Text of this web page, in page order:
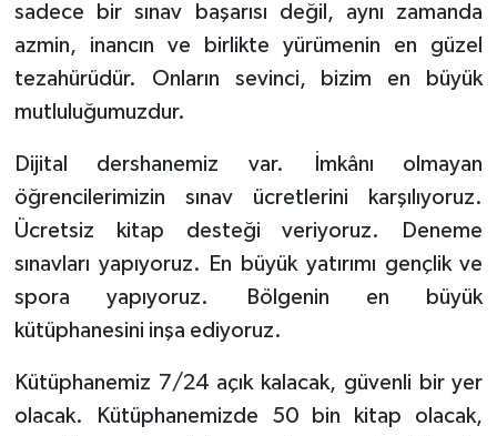
sadece bir sınav başarısı değil, aynı zamanda
azmin, inancın ve birlikte yürümenin en güzel
tezahürüdür. Onların sevinci, bizim en büyük
mutluluğumuzdur.
Dijital dershanemiz var. İmkânı olmayan
öğrencilerimizin sınav ücretlerini karşılıyoruz.
Ücretsiz kitap desteği veriyoruz. Deneme
sınavları yapıyoruz. En büyük yatırımı gençlik ve
spora yapıyoruz. Bölgenin en büyük
kütüphanesini inşa ediyoruz.
Kütüphanemiz 7/24 açık kalacak, güvenli bir yer
olacak. Kütüphanemizde 50 bin kitap olacak,